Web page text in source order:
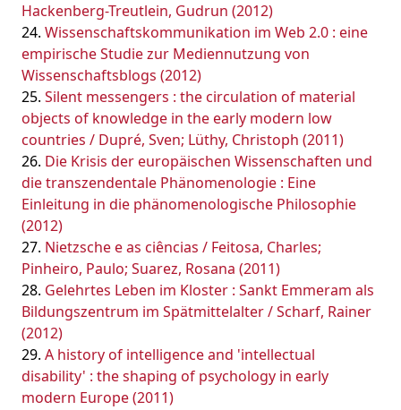
Hackenberg-Treutlein, Gudrun (2012)
Wissenschaftskommunikation im Web 2.0 : eine
empirische Studie zur Mediennutzung von
Wissenschaftsblogs (2012)
Silent messengers : the circulation of material
objects of knowledge in the early modern low
countries / Dupré, Sven; Lüthy, Christoph (2011)
Die Krisis der europäischen Wissenschaften und
die transzendentale Phänomenologie : Eine
Einleitung in die phänomenologische Philosophie
(2012)
Nietzsche e as ciências / Feitosa, Charles;
Pinheiro, Paulo; Suarez, Rosana (2011)
Gelehrtes Leben im Kloster : Sankt Emmeram als
Bildungszentrum im Spätmittelalter / Scharf, Rainer
(2012)
A history of intelligence and 'intellectual
disability' : the shaping of psychology in early
modern Europe (2011)